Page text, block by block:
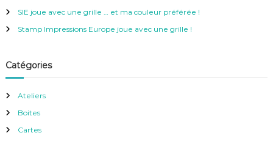
:
SIE joue avec une grille … et ma couleur préférée !
Stamp Impressions Europe joue avec une grille !
Catégories
Ateliers
Boites
Cartes